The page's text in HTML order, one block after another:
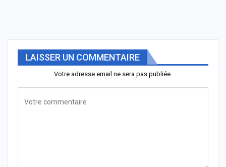
LAISSER UN COMMENTAIRE
Votre adresse email ne sera pas publiée.